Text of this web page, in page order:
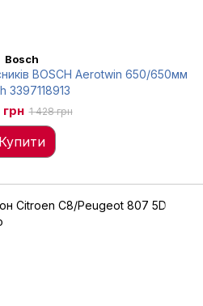
Bosch
BOSCH Aerotwin 650/650мм
3397118913
грн 1 428 грн
Купити